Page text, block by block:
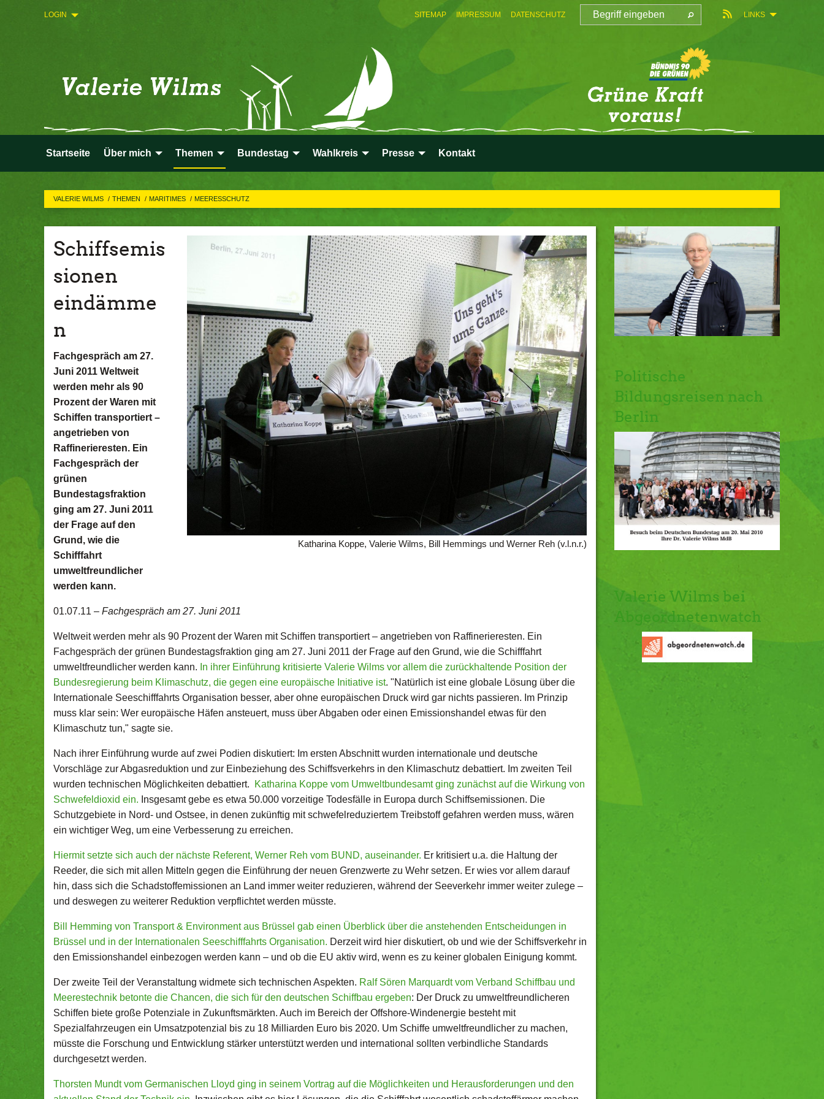
LINKS
SITEMAP IMPRESSUM DATENSCHUTZ
LOGIN
Startseite Über mich Themen Bundestag Wahlkreis Presse Kontakt
VALERIE WILMS THEMEN MARITIMES MEERESSCHUTZ
Katharina Koppe, Valerie Wilms, Bill Hemmings und Werner Reh (v.l.n.r.)
Schiffsemis
sionen
eindämme
n
Fachgespräch am 27.
Juni 2011 Weltweit
werden mehr als 90
Prozent der Waren mit
Schiffen transportiert –
angetrieben von
Raffinerieresten. Ein
Fachgespräch der
grünen
Bundestagsfraktion
ging am 27. Juni 2011
der Frage auf den
Grund, wie die
Schifffahrt
umweltfreundlicher
werden kann.
01.07.11 – Fachgespräch am 27. Juni 2011
Weltweit werden mehr als 90 Prozent der Waren mit Schiffen transportiert – angetrieben von Raffinerieresten. Ein
Fachgespräch der grünen Bundestagsfraktion ging am 27. Juni 2011 der Frage auf den Grund, wie die Schifffahrt
umweltfreundlicher werden kann. In ihrer Einführung kritisierte Valerie Wilms vor allem die zurückhaltende Position der
Bundesregierung beim Klimaschutz, die gegen eine europäische Initiative ist. "Natürlich ist eine globale Lösung über die
Internationale Seeschifffahrts Organisation besser, aber ohne europäischen Druck wird gar nichts passieren. Im Prinzip
muss klar sein: Wer europäische Häfen ansteuert, muss über Abgaben oder einen Emissionshandel etwas für den
Klimaschutz tun," sagte sie.
Nach ihrer Einführung wurde auf zwei Podien diskutiert: Im ersten Abschnitt wurden internationale und deutsche
Vorschläge zur Abgasreduktion und zur Einbeziehung des Schiffsverkehrs in den Klimaschutz debattiert. Im zweiten Teil
wurden technischen Möglichkeiten debattiert.
Katharina Koppe vom Umweltbundesamt ging zunächst auf die Wirkung von
Schwefeldioxid ein. Insgesamt gebe es etwa 50.000 vorzeitige Todesfälle in Europa durch Schiffsemissionen. Die
Schutzgebiete in Nord- und Ostsee, in denen zukünftig mit schwefelreduziertem Treibstoff gefahren werden muss, wären
ein wichtiger Weg, um eine Verbesserung zu erreichen.
Hiermit setzte sich auch der nächste Referent, Werner Reh vom BUND, auseinander. Er kritisiert u.a. die Haltung der
Reeder, die sich mit allen Mitteln gegen die Einführung der neuen Grenzwerte zu Wehr setzen. Er wies vor allem darauf
hin, dass sich die Schadstoffemissionen an Land immer weiter reduzieren, während der Seeverkehr immer weiter zulege –
und deswegen zu weiterer Reduktion verpflichtet werden müsste.
Bill Hemming von Transport & Environment aus Brüssel gab einen Überblick über die anstehenden Entscheidungen in
Brüssel und in der Internationalen Seeschifffahrts Organisation. Derzeit wird hier diskutiert, ob und wie der Schiffsverkehr in
den Emissionshandel einbezogen werden kann – und ob die EU aktiv wird, wenn es zu keiner globalen Einigung kommt.
Der zweite Teil der Veranstaltung widmete sich technischen Aspekten. Ralf Sören Marquardt vom Verband Schiffbau und
Meerestechnik betonte die Chancen, die sich für den deutschen Schiffbau ergeben: Der Druck zu umweltfreundlicheren
Schiffen biete große Potenziale in Zukunftsmärkten. Auch im Bereich der Offshore-Windenergie besteht mit
Spezialfahrzeugen ein Umsatzpotenzial bis zu 18 Milliarden Euro bis 2020. Um Schiffe umweltfreundlicher zu machen,
müsste die Forschung und Entwicklung stärker unterstützt werden und international sollten verbindliche Standards
durchgesetzt werden.
Thorsten Mundt vom Germanischen Lloyd ging in seinem Vortrag auf die Möglichkeiten und Herausforderungen und den
Politische
Bildungsreisen nach
Berlin
Valerie Wilms bei
Abgeordnetenwatch